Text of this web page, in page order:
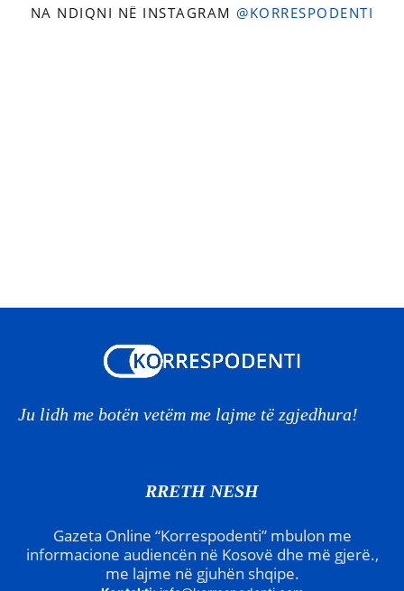
NA NDIQNI NË INSTAGRAM @KORRESPODENTI
Ju lidh me botën vetëm me lajme të zgjedhura!
RRETH NESH
Gazeta Online “Korrespodenti” mbulon me
informacione audiencën në Kosovë dhe më gjerë.,
me lajme në gjuhën shqipe.